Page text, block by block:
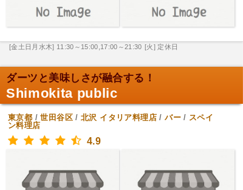
[金土日月水木] 11:30～15:00,17:00～21:30 [火] 定休日
ダーツと美味しさが融合する！
Shimokita public
東京都 /世田谷区/北沢 イタリア料理店/バー/ スペイ
ン料理店
4.9